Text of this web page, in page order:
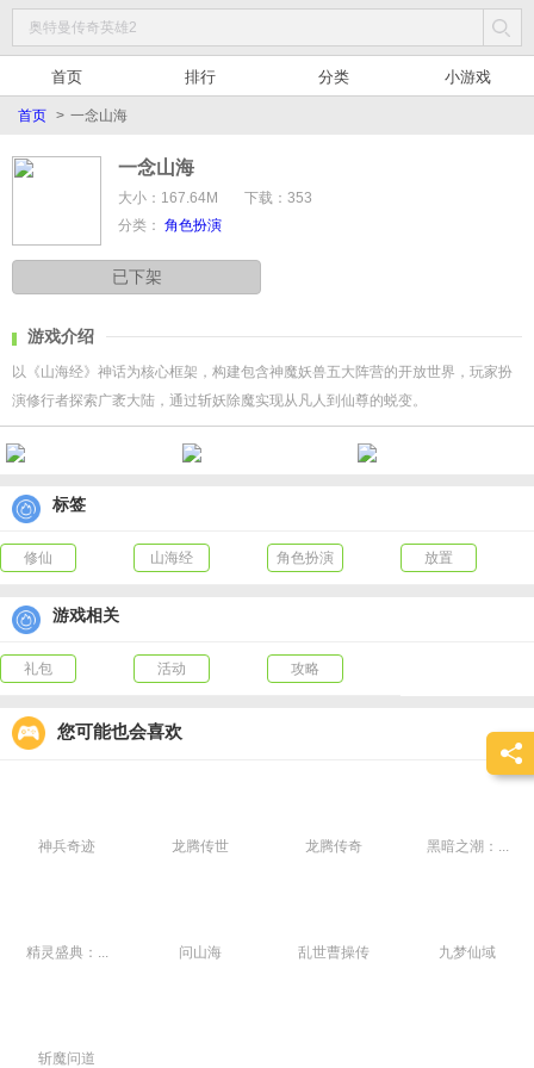
首页 排行 分类 小游戏
首页 > 一念山海
一念山海
大小：167.64M
下载：353
分类： 角色扮演
已下架
游戏介绍
以《山海经》神话为核心框架，构建包含神魔妖兽五大阵营的开放世界，玩家扮
演修行者探索广袤大陆，通过斩妖除魔实现从凡人到仙尊的蜕变。
标签
修仙 山海经 角色扮演 放置
游戏相关
礼包 活动 攻略
您可能也会喜欢
神兵奇迹 龙腾传世 龙腾传奇 黑暗之潮：...
精灵盛典：... 问山海 乱世曹操传 九梦仙域
斩魔问道